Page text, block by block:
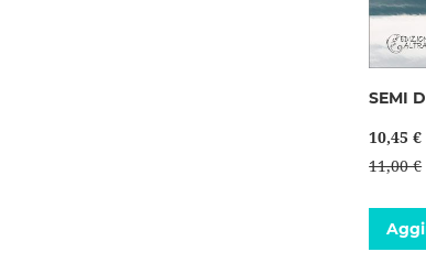
SEMI
10,45 €
11,00 €